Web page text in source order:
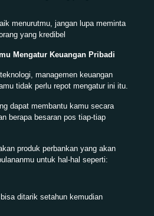
menurutmu, jangan lupa meminta
yang kredibel
Mengatur Keuangan Pribadi
managemen keuangan
tidak perlu repot mengatur ini itu.
dapat membantu kamu secara
berapa besaran pos tiap-tiap
produk perbankan yang akan
untuk hal-hal seperti:
ditarik setahun kemudian